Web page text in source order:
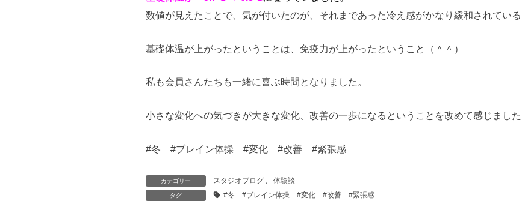
数値が見えたことで、気が付いたのが、それまであった冷え感がかなり緩和されている
基礎体温が上がったということは、免疫力が上がったということ（＾＾）
私も会員さんたちも一緒に喜ぶ時間となりました。
小さな変化への気づきが大きな変化、改善の一歩になるということを改めて感じました
#冬 #ブレイン体操 #変化 #改善 #緊張感
カテゴリー スタジオブログ 、 体験談
タグ #冬 #ブレイン体操 #変化 #改善 #緊張感